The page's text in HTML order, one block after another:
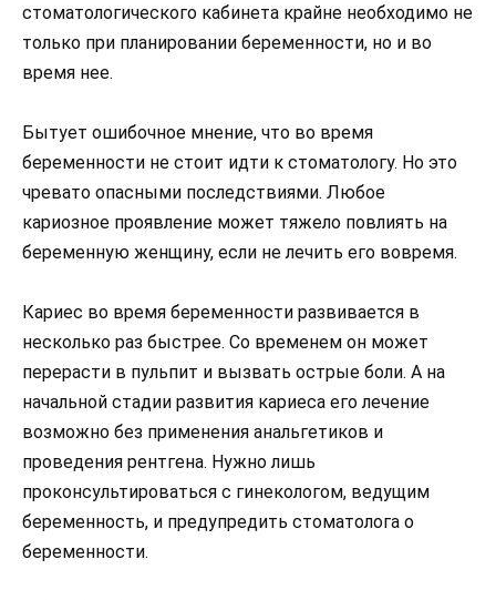
стоматологического кабинета крайне необходимо не
только при планировании беременности, но и во
время нее.
Бытует ошибочное мнение, что во время
беременности не стоит идти к стоматологу. Но это
чревато опасными последствиями. Любое
кариозное проявление может тяжело повлиять на
беременную женщину, если не лечить его вовремя.
Кариес во время беременности развивается в
несколько раз быстрее. Со временем он может
перерасти в пульпит и вызвать острые боли. А на
начальной стадии развития кариеса его лечение
возможно без применения анальгетиков и
проведения рентгена. Нужно лишь
проконсультироваться с гинекологом, ведущим
беременность, и предупредить стоматолога о
беременности.